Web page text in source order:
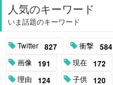
人気のキーワード
いま話題のキーワード
Twitter 827 衝撃 584
画像 191 現在 172
理由 124 子供 120